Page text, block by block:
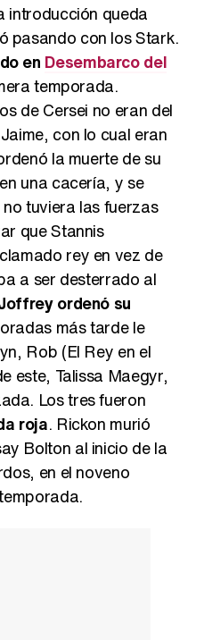
introducción queda
pasando con los Stark.
en Desembarco del
temporada.
de Cersei no eran del
con lo cual eran
la muerte de su
una cacería, y se
tuviera las fuerzas
que Stannis
rey en vez de
a ser desterrado al
ordenó su
más tarde le
Rob (El Rey en el
este, Talissa Maegyr,
Los tres fueron
roja. Rickon murió
Bolton al inicio de la
en el noveno